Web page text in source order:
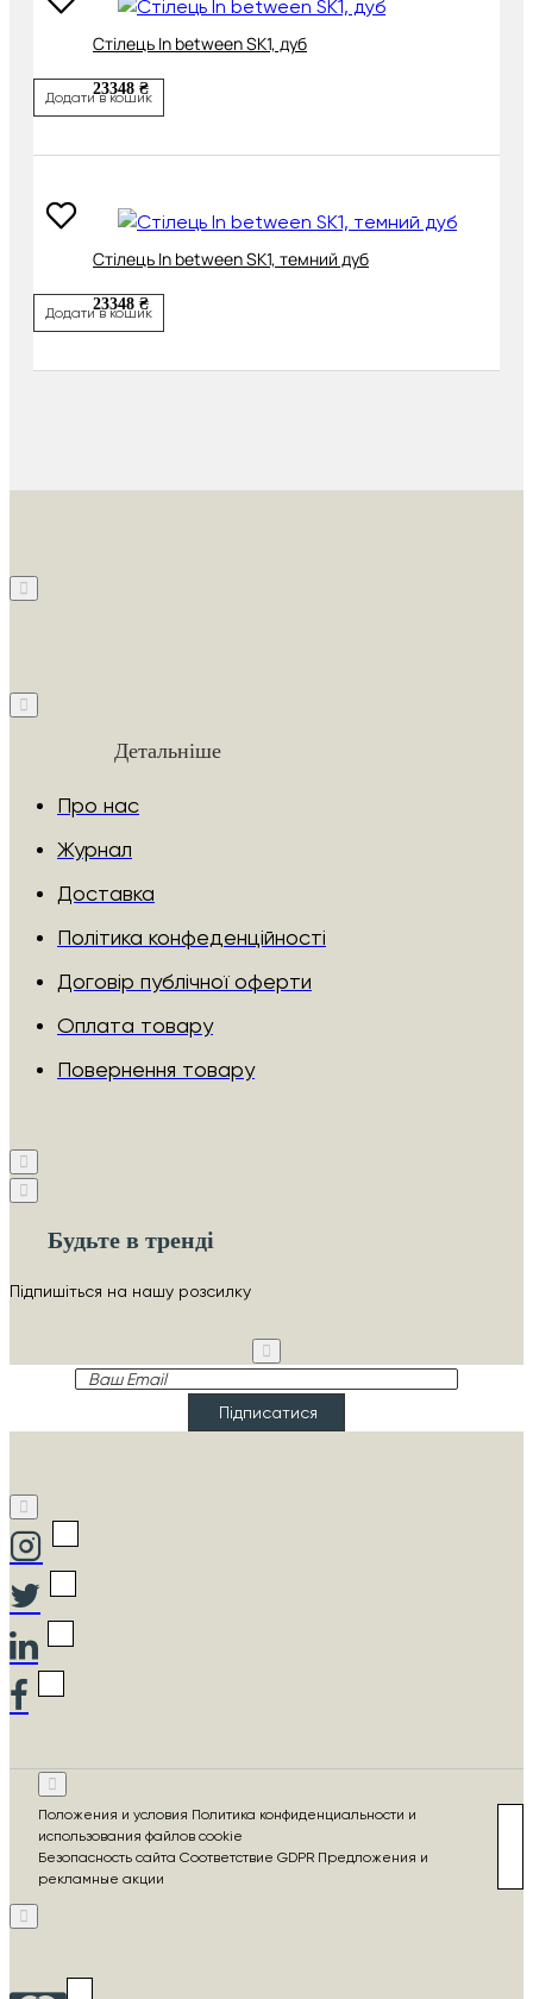
Cтілець In between SK1, дуб
23348 ₴
Додати в кошик
Cтілець In between SK1, темний дуб
23348 ₴
Додати в кошик
Детальніше
Про нас
Журнал
Доставка
Політика конфеденційності
Договір публічної оферти
Оплата товару
Повернення товару
Будьте в тренді
Підпишіться на нашу розсилку
Ваш
Підписатися
Положения и условия Политика конфиденциальности и
использования файлов cookie
Безопасность сайта Соответствие GDPR Предложения и
рекламные акции